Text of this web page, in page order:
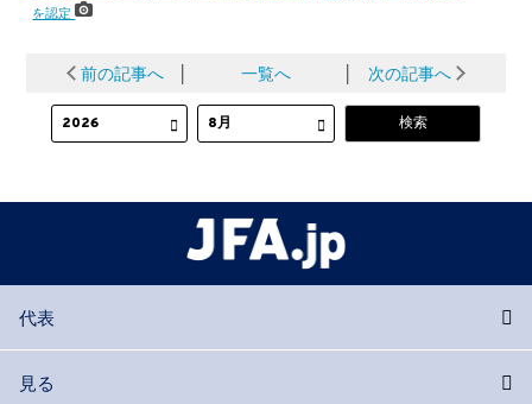
を認定
前の記事へ │ 一覧へ │ 次の記事へ
代表
見る